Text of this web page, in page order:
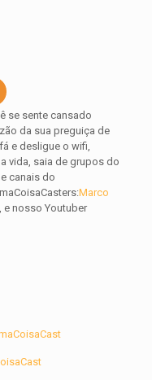
se sente cansado
da sua preguiça de
e desligue o wifi,
vida, saia de grupos do
canais do
Marco
, e nosso Youtuber